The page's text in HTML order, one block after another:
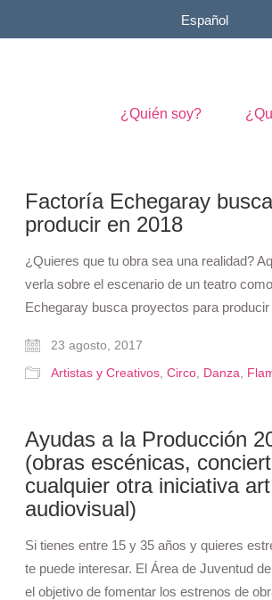
Español
¿Quién soy?
Factoría Echegaray
producir en 2018
¿Quieres que tu obra sea una realidad?
verla sobre el escenario de un teatro
Echegaray busca proyectos para
23 agosto, 2017
Artistas y Creativos Circo Danza
Ayudas a la Producción
(obras escénicas,
cualquier otra iniciativa
audiovisual)
Si tienes entre 15 y 35 años y quieres
te puede interesar. El Área de Juventud
el objetivo de fomentar los estrenos de